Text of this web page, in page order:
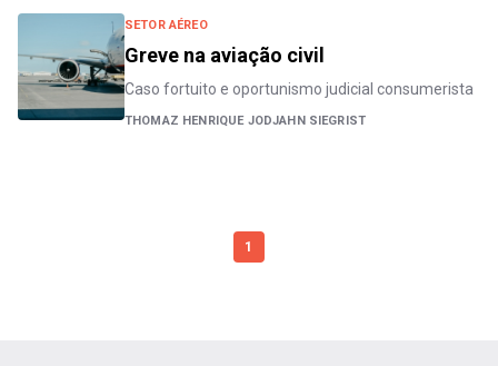
SETOR AÉREO
Greve na aviação civil
Caso fortuito e oportunismo judicial consumerista
THOMAZ HENRIQUE JODJAHN SIEGRIST
1